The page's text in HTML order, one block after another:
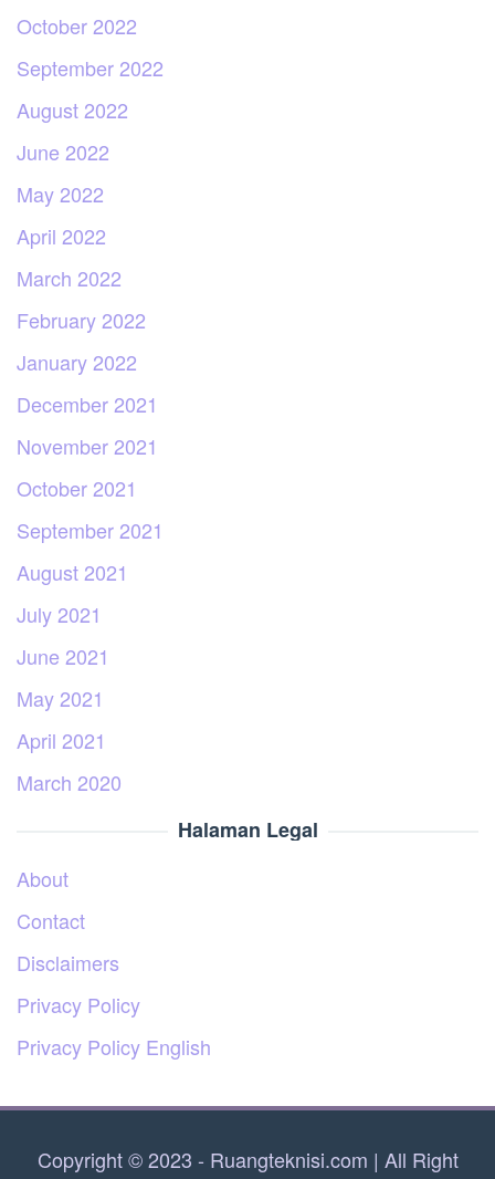
October 2022
September 2022
August 2022
June 2022
May 2022
April 2022
March 2022
February 2022
January 2022
December 2021
November 2021
October 2021
September 2021
August 2021
July 2021
June 2021
May 2021
April 2021
March 2020
Halaman Legal
About
Contact
Disclaimers
Privacy Policy
Privacy Policy English
Copyright © 2023 - Ruangteknisi.com | All Right